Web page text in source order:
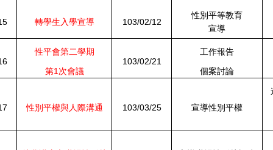
轉學生入學宣導 103/02/12
性別平等教育
宣導
性平會第二學期
第1次會議
103/02/21
工作報告
個案討論
性別平權與人際溝通 103/03/25 宣導性別平權